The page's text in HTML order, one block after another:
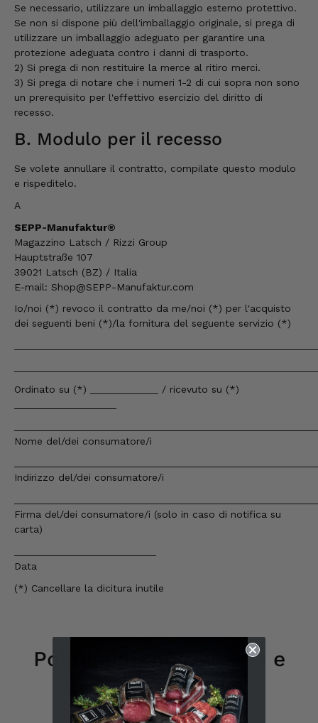
Se necessario, utilizzare un imballaggio esterno protettivo.
Se non si dispone più dell'imballaggio originale, si prega di
utilizzare un imballaggio adeguato per garantire una
protezione adeguata contro i danni di trasporto.
2) Si prega di non restituire la merce al ritiro merci.
3) Si prega di notare che i numeri 1-2 di cui sopra non sono
un prerequisito per l'effettivo esercizio del diritto di
recesso.
B. Modulo per il recesso
Se volete annullare il contratto, compilate questo modulo
e rispeditelo.
A
SEPP-Manufaktur®
Magazzino Latsch / Rizzi Group
Hauptstraße 107
39021 Latsch (BZ) / Italia
E-mail: Shop@SEPP-Manufaktur.com
Io/noi (*) revoco il contratto da me/noi (*) per l'acquisto
dei seguenti beni (*)/la fornitura del seguente servizio (*)
Ordinato su (*) ____________ / ricevuto su (*)
Nome del/dei consumatore/i
Indirizzo del/dei consumatore/i
Firma del/dei consumatore/i (solo in caso di notifica su
carta)
Data
(*) Cancellare la dicitura inutile
Politica di recesso (IT) e
modulo di recesso